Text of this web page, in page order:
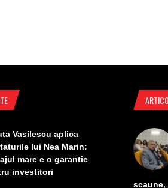
Vasilescu aplica
lui Nea Marin:
mare e o garantie
investitori
scaune,